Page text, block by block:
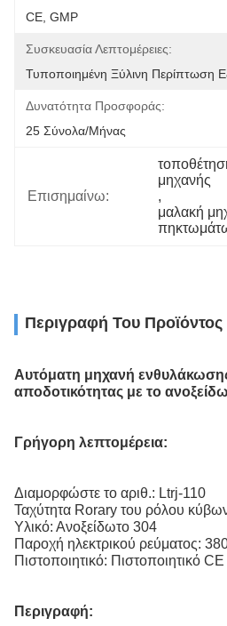
CE, GMP
Συσκευασία Λεπτομέρειες:
Τυποποιημένη Ξύλινη Περίπτωση
Δυνατότητα Προσφοράς:
25 Σύνολα/μήνας
Επισημαίνω:
μηχανής
,
μαλακή
Περιγραφή Του Προϊόντος
Αυτόματη μηχανή
αποδοτικότητας με το
Γρήγορη λεπτομέρεια:
Διαμορφώστε το αριθ.: Ltrj-110
Ταχύτητα Rorary του ρόλου
Υλικό: Ανοξείδωτο 304
Παροχή ηλεκτρικού ρεύματος:
Πιστοποιητικό: Πιστοποιητικό CE
Περιγραφή: